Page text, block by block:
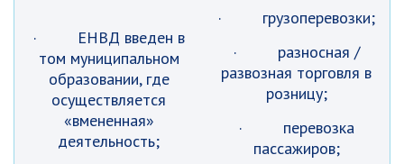
· ЕНВД введен в
том муниципальном
образовании, где
осуществляется
«вмененная»
деятельность;
· грузоперевозки;
· разносная /
развозная торговля в
розницу;
· перевозка
пассажиров;